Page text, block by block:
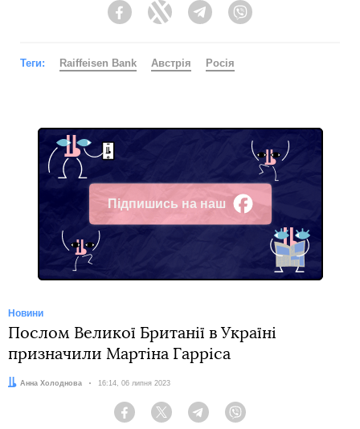
FacebookTwitter Telegram
Теги: Raiffeisen Bank Австрія Росія
Підпишись на наш
Facebook
Новини
Послом Великої Британії в Україні
призначили Мартіна Гарріса
Автор:
Анна Холоднова Дата:
16:14, 06 липня 2023
Facebook Twitter Telegram